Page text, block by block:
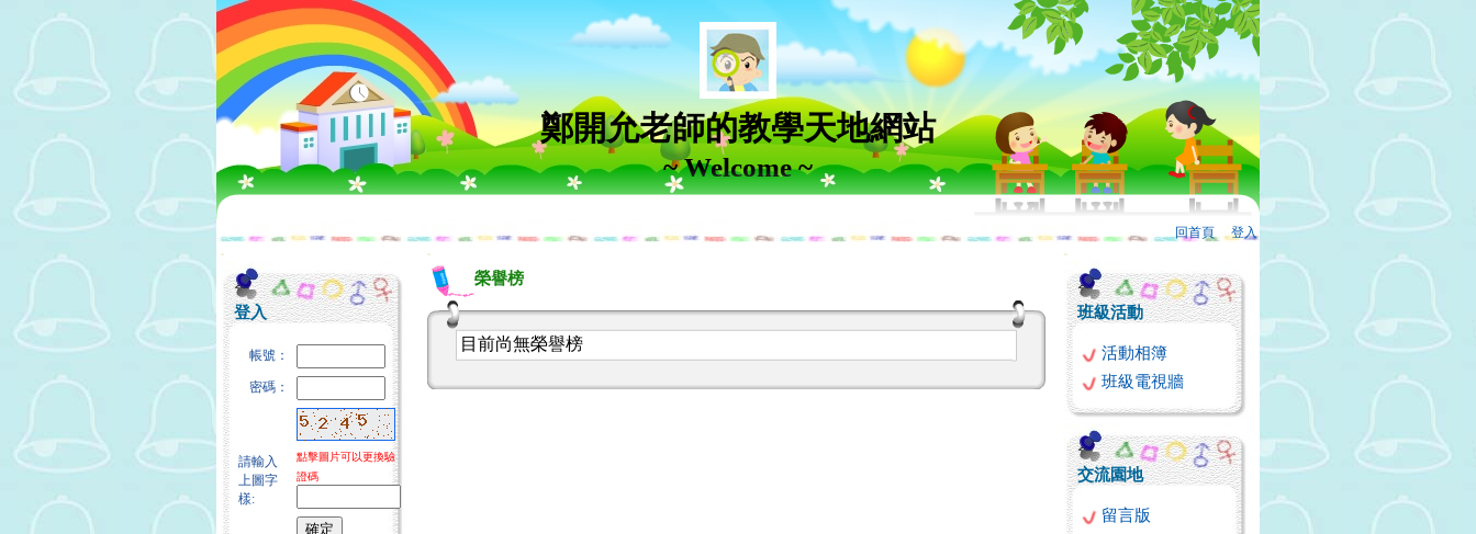
鄭開允老師的教學天地網站
~ Welcome ~
回首頁 、登入
:::
登入
帳號：
密碼：
請輸入
上圖字
樣:
點擊圖片可以更換驗
證碼
:::
榮譽榜
目前尚無榮譽榜
:::
班級活動
活動相簿
班級電視牆
交流園地
留言版